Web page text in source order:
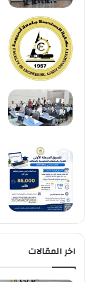
اخر المقالات